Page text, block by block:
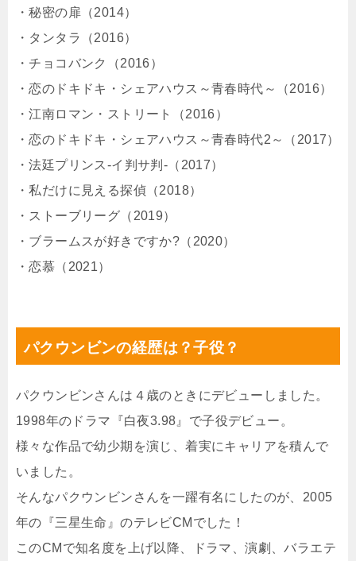
・秘密の扉（2014）
・タンタラ（2016）
・チョコバンク（2016）
・恋のドキドキ・シェアハウス～青春時代～（2016）
・江南ロマン・ストリート（2016）
・恋のドキドキ・シェアハウス～青春時代2～（2017）
・法廷プリンス-イ判サ判-（2017）
・私だけに見える探偵（2018）
・ストーブリーグ（2019）
・ブラームスが好きですか?（2020）
・恋慕（2021）
パクウンビンの経歴は？子役？
パクウンビンさんは４歳のときにデビューしました。
1998年のドラマ『白夜3.98』で子役デビュー。
様々な作品で幼少期を演じ、着実にキャリアを積んで
いました。
そんなパクウンビンさんを一躍有名にしたのが、2005
年の『三星生命』のテレビCMでした！
このCMで知名度を上げ以降、ドラマ、演劇、バラエテ